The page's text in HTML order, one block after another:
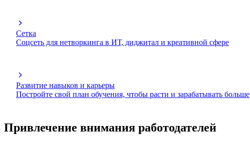
Сетка
Соцсеть для нетворкинга в ИТ, диджитал и креативной сфере
Развитие навыков и карьеры
Постройте свой план обучения, чтобы расти и зарабатывать больше
Привлечение внимания работодателей